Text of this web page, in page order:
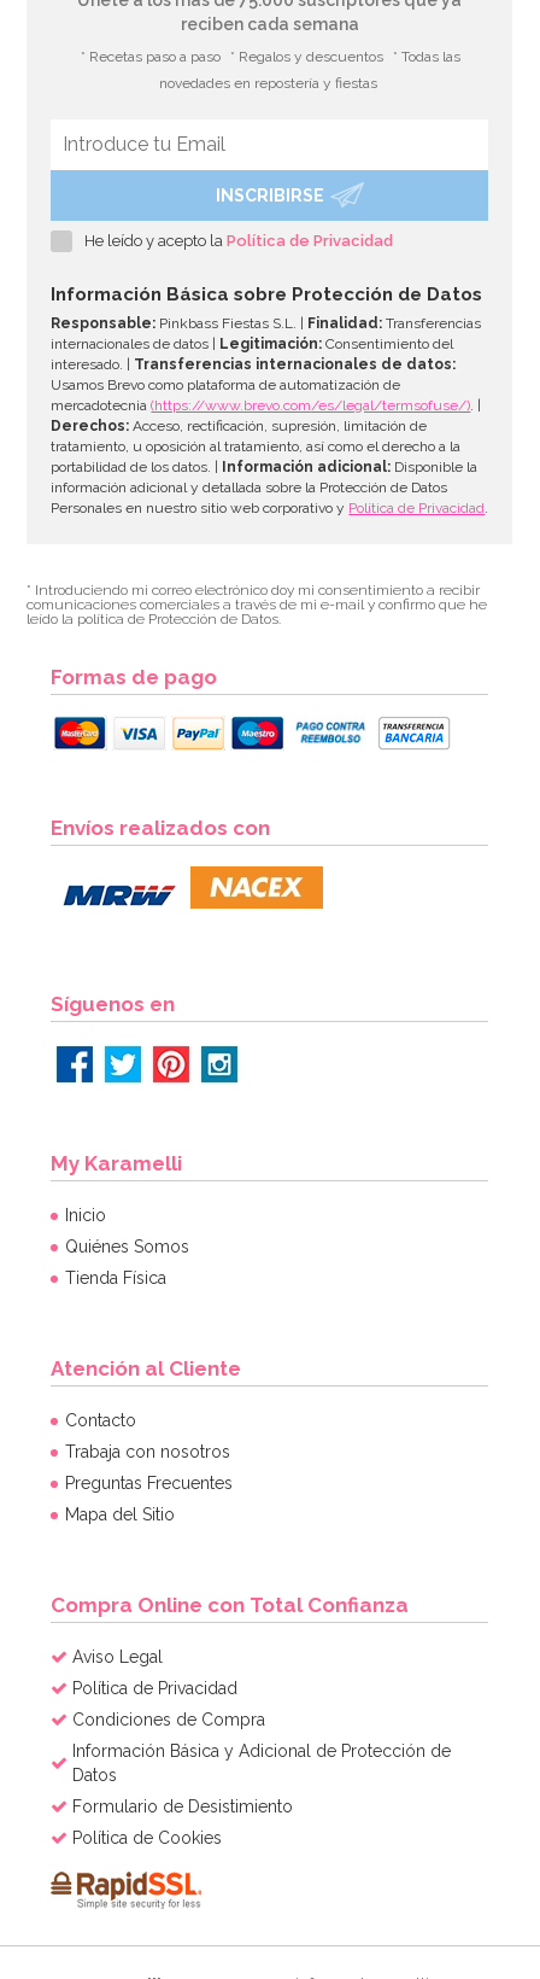
reciben cada semana
* Recetas paso a paso * Regalos y descuentos
* Todas las
novedades en repostería y fiestas
INSCRIBIRSE
He leído y acepto laPolítica de Privacidad
Información Básica sobre Protección de Datos
Responsable: Pinkbass Fiestas S.L. | Finalidad: Transferencias
internacionales de datos |
Legitimación: Consentimiento del
interesado. | Transferencias internacionales de datos:
Usamos Brevo como plataforma de automatización de
mercadotecnia(https://www.brevo.com/es/legal/termsofuse/). |
Derechos: Acceso, rectificación, supresión, limitación de
tratamiento, u oposición al tratamiento, así como el derecho a la
portabilidad de los datos. |
Información adicional: Disponible la
información adicional y detallada sobre la Protección de Datos
Personales en nuestro sitio web corporativo y Política de Privacidad.
* Introduciendo mi correo electrónico doy mi consentimiento a recibir
comunicaciones comerciales a través de mi e-mail y confirmo que he
leído la política de Protección de Datos.
Formas de pago
Envíos realizados con
Síguenos en
My Karamelli
Inicio
Quiénes Somos
Tienda Física
Atención al Cliente
Contacto
Trabaja con nosotros
Preguntas Frecuentes
Mapa del Sitio
Compra Online con Total Confianza
Aviso Legal
Política de Privacidad
Condiciones de Compra
Información Básica y Adicional de Protección de
Datos
Formulario de Desistimiento
Política de Cookies